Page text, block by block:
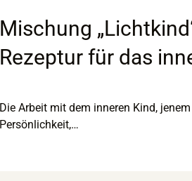
Mischung
Rezeptur für das
Die Arbeit mit dem inneren Kind,
Persönlichkeit,…